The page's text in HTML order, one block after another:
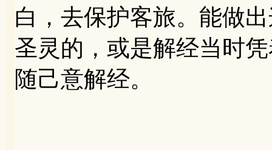
白，去保护客旅。能做
圣灵的，或是解经当时
随己意解经。